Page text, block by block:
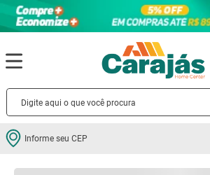
Informe seu CEP
Descrição
Especificações